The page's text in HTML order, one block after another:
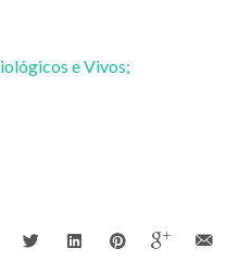
e Vivos;